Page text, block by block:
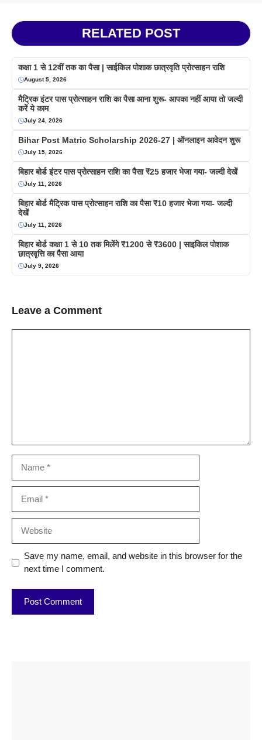
RELATED POST
कक्षा 1 से 12वीं तक का पैसा | साईकिल पोशाक छात्रवृति प्रोत्साहन राशि
August 5, 2026
मैट्रिक इंटर पास प्रोत्साहन राशि का पैसा आना शुरू- आपका नहीं आया तो जल्दी
करें ये काम
July 24, 2026
Bihar Post Matric Scholarship 2026-27 | ऑनलाइन आवेदन शुरू
July 15, 2026
बिहार बोर्ड इंटर पास प्रोत्साहन राशि का पैसा ₹25 हजार भेजा गया- जल्दी देखें
July 11, 2026
बिहार बोर्ड मैट्रिक पास प्रोत्साहन राशि का पैसा ₹10 हजार भेजा गया- जल्दी
देखें
July 11, 2026
बिहार बोर्ड कक्षा 1 से 10 तक मिलेंगे ₹1200 से ₹3600 | साइकिल पोशाक
छात्रवृत्ति का पैसा आया
July 9, 2026
Leave a Comment
Save my name, email, and website in this browser for the
next time I comment.